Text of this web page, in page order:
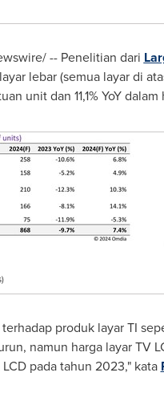
-- Penelitian dari
lebar (semua layar di
unit dan 11,1% YoY
produk layar TI
namun harga layar TV
pada tahun 2023," kata